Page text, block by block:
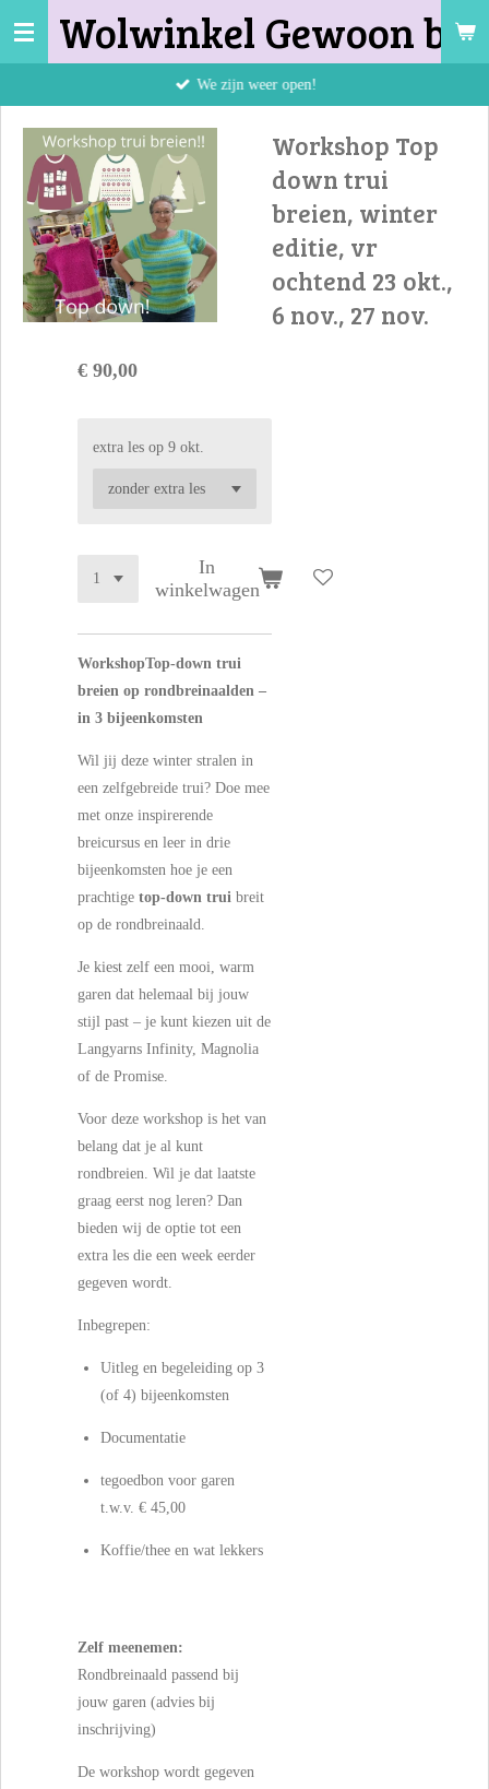
Ga
de
hoofdinhoud
Wolwinkel Gewoon bij
We zijn weer open!
Workshop Top
down trui
breien, winter
editie, vr
ochtend 23 okt.,
6 nov., 27 nov.
€ 90,00
extra les op 9 okt.
In
winkelwagen
WorkshopTop-down trui
breien op rondbreinaalden –
in 3 bijeenkomsten
Wil jij deze winter stralen in
een zelfgebreide trui? Doe mee
met onze inspirerende
breicursus en leer in drie
bijeenkomsten hoe je een
prachtige top-down trui breit
op de rondbreinaald.
Je kiest zelf een mooi, warm
garen dat helemaal bij jouw
stijl past – je kunt kiezen uit de
Langyarns Infinity, Magnolia
of de Promise.
Voor deze workshop is het van
belang dat je al kunt
rondbreien. Wil je dat laatste
graag eerst nog leren? Dan
bieden wij de optie tot een
extra les die een week eerder
gegeven wordt.
Inbegrepen:
Uitleg en begeleiding op 3
(of 4) bijeenkomsten
Documentatie
tegoedbon voor garen
t.w.v. € 45,00
Koffie/thee en wat lekkers
Zelf meenemen:
Rondbreinaald passend bij
jouw garen (advies bij
inschrijving)
De workshop wordt gegeven